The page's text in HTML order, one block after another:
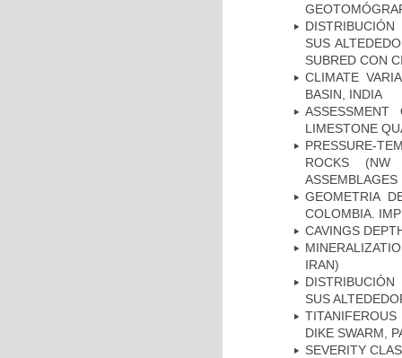
SUS
SUBRED CON
CLIMATE
BASIN, INDIA
LIMESTONE
PRESSURE-
ROCKS (NW
ASSEMBLAGES
GEOMETRIA
COLOMBIA.
CAVINGS
IRAN)
SUS
DIKE SWARM,
SEVERITY